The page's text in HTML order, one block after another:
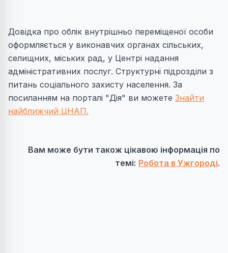
Довідка про облік внутрішньо переміщеної особи
оформляється у виконавчих органах сільських,
селищних, міських рад, у Центрі надання
адміністративних послуг. Структурні підрозділи з
питань соціального захисту населення. За
посиланням на порталі "Дія" ви можете Знайти
найближчий ЦНАП.
Вам може бути також цікавою інформація по
темі: Робота в Ужгороді.